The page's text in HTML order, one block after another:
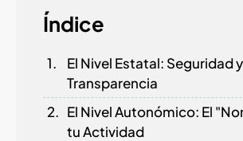
Índice
El Nivel Estatal: Seguridad y
Transparencia
El Nivel Autonómico: El
tu Actividad